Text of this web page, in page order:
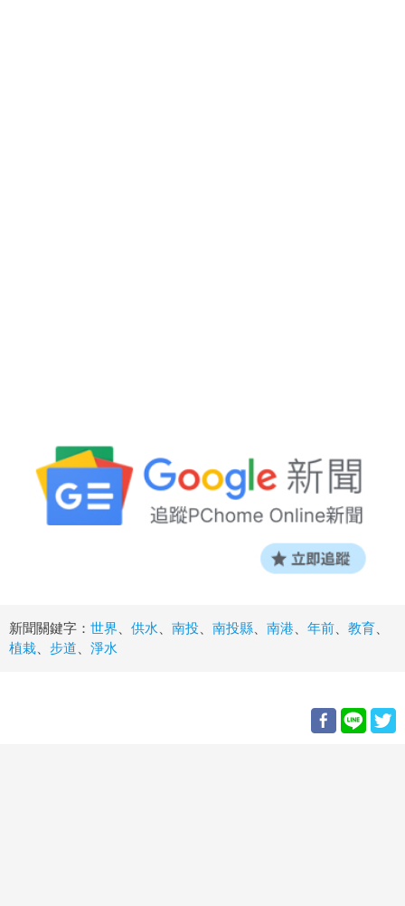
新聞關鍵字： 世界 供水 南投 南投縣 南港 年前 教育
植栽
步道 淨水